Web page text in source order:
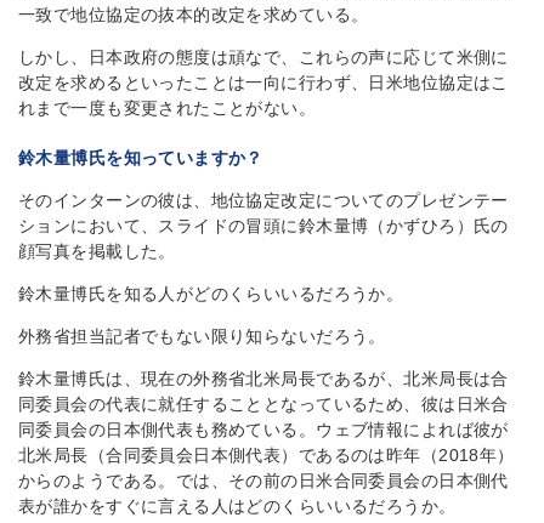
一致で地位協定の抜本的改定を求めている。
しかし、日本政府の態度は頑なで、これらの声に応じて米側に
改定を求めるといったことは一向に行わず、日米地位協定はこ
れまで一度も変更されたことがない。
鈴木量博氏を知っていますか？
そのインターンの彼は、地位協定改定についてのプレゼンテー
ションにおいて、スライドの冒頭に鈴木量博（かずひろ）氏の
顔写真を掲載した。
鈴木量博氏を知る人がどのくらいいるだろうか。
外務省担当記者でもない限り知らないだろう。
鈴木量博氏は、現在の外務省北米局長であるが、北米局長は合
同委員会の代表に就任することとなっているため、彼は日米合
同委員会の日本側代表も務めている。ウェブ情報によれば彼が
北米局長（合同委員会日本側代表）であるのは昨年（2018年）
からのようである。では、その前の日米合同委員会の日本側代
表が誰かをすぐに言える人はどのくらいいるだろうか。